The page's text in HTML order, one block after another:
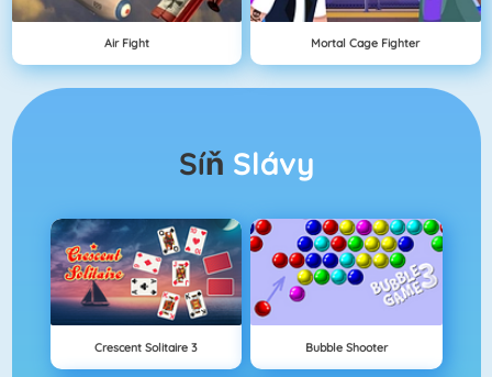
Air Fight Mortal Cage Fighter
Síň Slávy
Crescent Solitaire 3 Bubble Shooter